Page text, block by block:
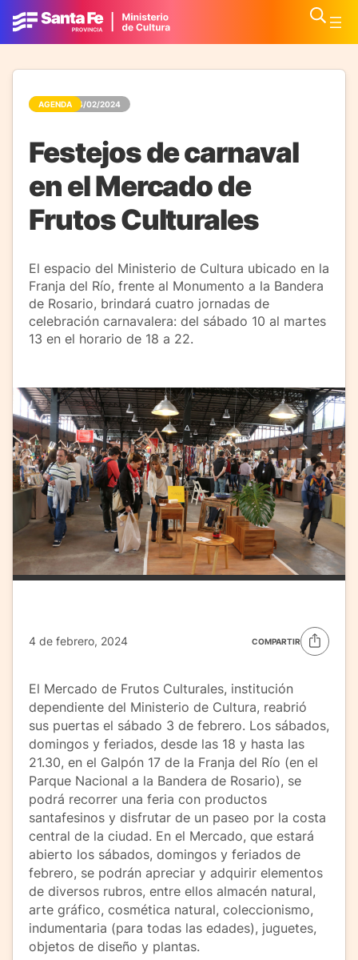
AGENDA 04/02/2024
Festejos de carnaval
en el Mercado de
Frutos Culturales
El espacio del Ministerio de Cultura ubicado en la
Franja del Río, frente al Monumento a la Bandera
de Rosario, brindará cuatro jornadas de
celebración carnavalera: del sábado 10 al martes
13 en el horario de 18 a 22.
4 de febrero, 2024 COMPARTIR
El Mercado de Frutos Culturales, institución
dependiente del Ministerio de Cultura, reabrió
sus puertas el sábado 3 de febrero. Los sábados,
domingos y feriados, desde las 18 y hasta las
21.30, en el Galpón 17 de la Franja del Río (en el
Parque Nacional a la Bandera de Rosario), se
podrá recorrer una feria con productos
santafesinos y disfrutar de un paseo por la costa
central de la ciudad. En el Mercado, que estará
abierto los sábados, domingos y feriados de
febrero, se podrán apreciar y adquirir elementos
de diversos rubros, entre ellos almacén natural,
arte gráfico, cosmética natural, coleccionismo,
indumentaria (para todas las edades), juguetes,
objetos de diseño y plantas.